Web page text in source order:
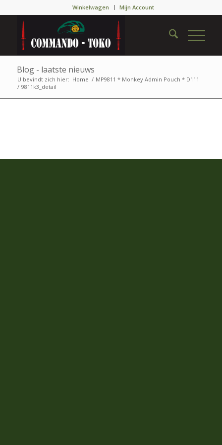
Winkelwagen Mijn Account
Blog - laatste nieuws
U bevindt zich hier: Home / MP9811 * Monkey Admin Pouch * D111
/ 9811k3_detail